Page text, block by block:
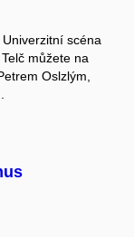
scéna
můžete na
Oslzlým,